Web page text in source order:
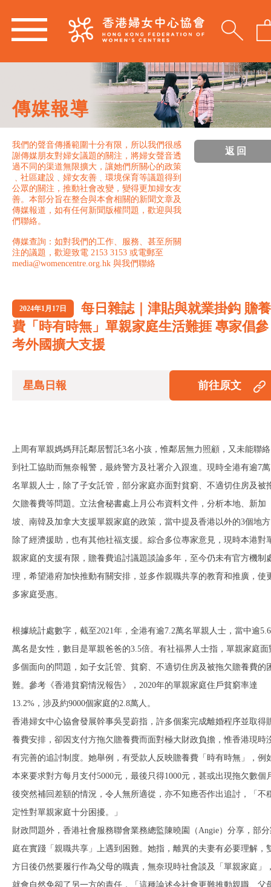
傳媒報導
我們的聲音傳播範圍十分有限，所以我們很感
謝傳媒朋友對婦女議題的關注，將婦女聲音透
過不同的渠道無限擴大，讓她們所關心的政策
﹑社區建設﹑婦女友善﹑環境保育等議題得到
公眾的關注，推動社會改變，變得更加婦女友
善。本部分旨在整合與本會相關的新聞文章及
傳媒報道，如有任何新聞版權問題，歡迎與我
們聯絡。
傳媒查詢：如對我們的工作、服務、甚至所關
注的議題，歡迎致電 2153 3153 或電郵至
media@womencentre.org.hk 與我們聯絡
返回
2024年1月17日
每日雜誌｜津貼與就業掛鈎 贍養
費「時有時無」單親家庭生活難捱 專家倡參
考外國擴大支援
星島日報 前往原文
上周有單親媽媽拜託鄰居暫託3名小孩，惟鄰居無力照顧，又未能聯絡
到社工協助而無奈報警，最終警方及社署介入跟進。現時全港有逾7萬
名單親人士，除了子女託管，部分家庭亦面對貧窮、不適切住房及被
欠贍養費等問題。立法會秘書處上月公布資料文件，分析本地、新加
坡、南韓及加拿大支援單親家庭的政策，當中提及香港以外的3個地方
除了經濟援助，也有其他社福支援。綜合多位專家意見，現時本港對
親家庭的支援有限，贍養費追討議題談論多年，至今仍未有官方機制
理，希望港府加快推動有關安排，並多作親職共享的教育和推廣，使
多家庭受惠。
根據統計處數字，截至2021年，全港有逾7.2萬名單親人士，當中逾5.6
萬名是女性，數目是單親爸爸的3.5倍。有社福界人士指，單親家庭面
多個面向的問題，如子女託管、貧窮、不適切住房及被拖欠贍養費的
難。參考《香港貧窮情況報告》，2020年的單親家庭住戶貧窮率達
13.2%，涉及約9000個家庭的2.8萬人。
香港婦女中心協會發展幹事吳旻蔚指，許多個案完成離婚程序並取得
養費安排，卻因支付方拖欠贍養費而面對極大財政負擔，惟香港現時
有完善的追討制度。她舉例，有受款人反映贍養費「時有時無」，例
本來要求對方每月支付5000元，最後只得1000元，甚或出現拖欠數個
後突然補回差額的情況，令人無所適從，亦不知應否作出追討，「不
定性對單親家庭十分困擾。」
財政問題外，香港社會服務聯會業務總監陳曉園（Angie）分享，部
庭在實踐「親職共享」上遇到困難。她指，離異的夫妻有必要理解，
方日後仍然要履行作為父母的職責，無奈現時社會談及「單親家庭」
就會自然免卻了另一方的責任，「這種論述令社會更難推動親職、父